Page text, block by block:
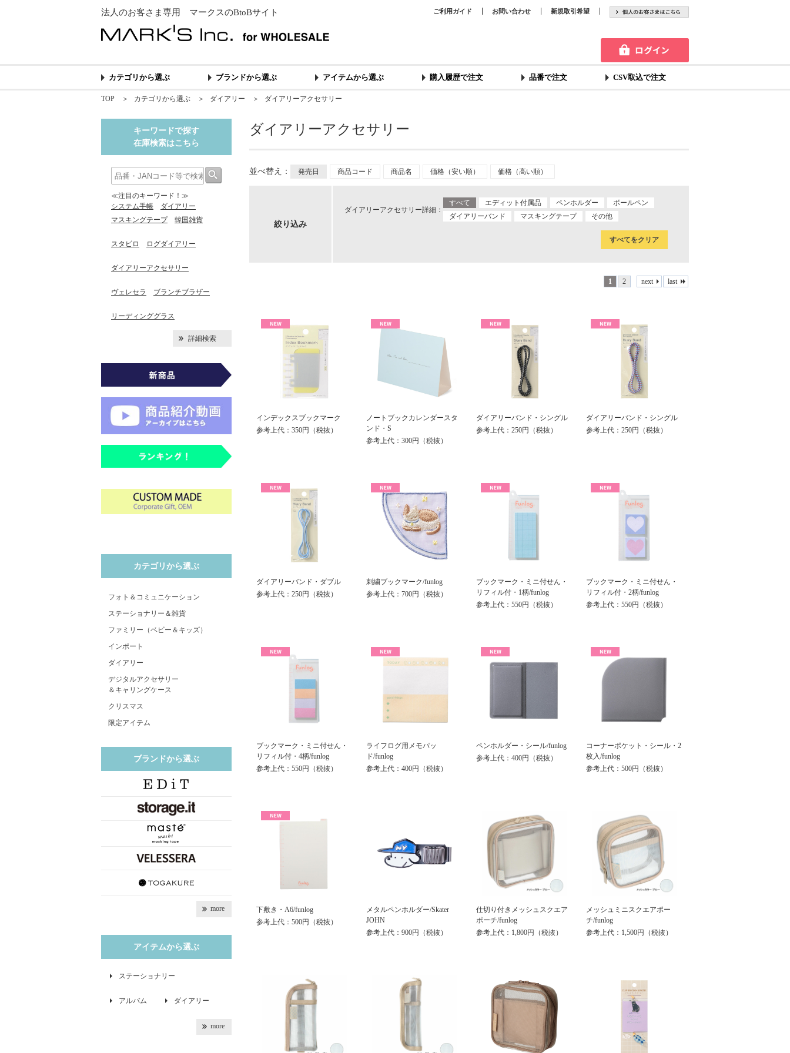
法人のお客さま専用 マークスのBtoBサイト ご利用ガイド お問い合わせ 新規取引希望
カテゴリから選ぶ ブランドから選ぶ アイテムから選ぶ 購入履歴で注文 品番で注文 CSV取込で注文
TOP ＞ カテゴリから選ぶ ＞ ダイアリー ＞ ダイアリーアクセサリー
ダイアリーアクセサリー
並べ替え： 発売日 商品コード 商品名 価格（安い順） 価格（高い順）
絞り込み
ダイアリーアクセサリー詳細：
すべて エディット付属品 ペンホルダー
ボールペン
ダイアリーバンド
マスキングテープ その他
すべてをクリア
1 2 next last
インデックスブックマーク
参考上代：350円（税抜）
ノートブックカレンダースタ
ンド・S
参考上代：300円（税抜）
ダイアリーバンド・シングル
参考上代：250円（税抜）
ダイアリーバンド・シングル
参考上代：250円（税抜）
ダイアリーバンド・ダブル
参考上代：250円（税抜）
刺繍ブックマーク/funlog
参考上代：700円（税抜）
ブックマーク・ミニ付せん・
リフィル付・1柄/funlog
参考上代：550円（税抜）
ブックマーク・ミニ付せん・
リフィル付・2柄/funlog
参考上代：550円（税抜）
ブックマーク・ミニ付せん・
リフィル付・4柄/funlog
参考上代：550円（税抜）
ライフログ用メモパッ
ド/funlog
参考上代：400円（税抜）
ペンホルダー・シール/funlog
参考上代：400円（税抜）
コーナーポケット・シール・2
枚入/funlog
参考上代：500円（税抜）
下敷き・A6/funlog
参考上代：500円（税抜）
メタルペンホルダー/Skater
JOHN
参考上代：900円（税抜）
仕切り付きメッシュスクエア
ポーチ/funlog
参考上代：1,800円（税抜）
メッシュミニスクエアポー
チ/funlog
参考上代：1,500円（税抜）
キーワードで探す
在庫検索はこちら
≪注目のキーワード！≫
システム手帳
ダイアリー
マスキングテープ
韓国雑貨
スタビロ ログダイアリー
ダイアリーアクセサリー
ヴェレセラ ブランチブラザー
リーディンググラス
詳細検索
カテゴリから選ぶ
フォト＆コミュニケーション
ステーショナリー＆雑貨
ファミリー（ベビー＆キッズ）
インポート
ダイアリー
デジタルアクセサリー
＆キャリングケース
クリスマス
限定アイテム
ブランドから選ぶ
more
アイテムから選ぶ
ステーショナリー
アルバム ダイアリー
more